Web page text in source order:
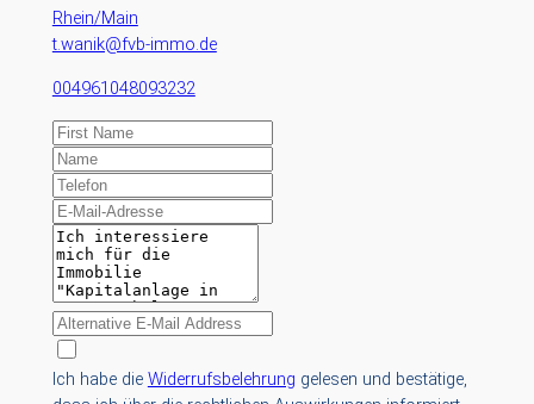
Rhein/Main
t.wanik@fvb-immo.de
004961048093232
Ich habe die Widerrufsbelehrung gelesen und bestätige,